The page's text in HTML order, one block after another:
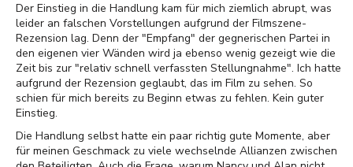
Der Einstieg in die Handlung kam für mich ziemlich abrupt, was
leider an falschen Vorstellungen aufgrund der Filmszene-
Rezension lag. Denn der "Empfang" der gegnerischen Partei in
den eigenen vier Wänden wird ja ebenso wenig gezeigt wie die
Zeit bis zur "relativ schnell verfassten Stellungnahme". Ich hatte
aufgrund der Rezension geglaubt, das im Film zu sehen. So
schien für mich bereits zu Beginn etwas zu fehlen. Kein guter
Einstieg.
Die Handlung selbst hatte ein paar richtig gute Momente, aber
für meinen Geschmack zu viele wechselnde Allianzen zwischen